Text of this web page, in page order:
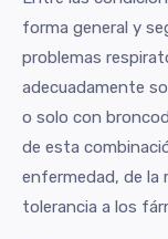
forma general y
problemas
adecuadamente
o solo con
de esta
enfermedad, de la
tolerancia a los